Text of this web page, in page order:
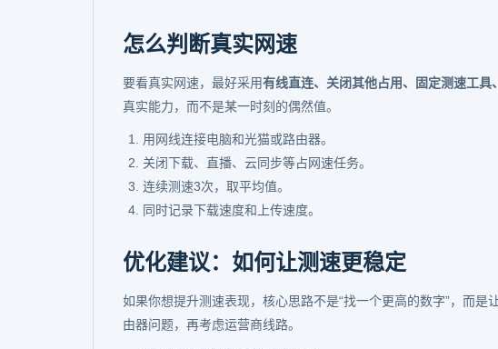
怎么判断真实网速
要看真实网速，最好采用有线直连、关闭其他占用、固定测速工具
真实能力，而不是某一时刻的偶然值。
用网线连接电脑和光猫或路由器。
关闭下载、直播、云同步等占网速任务。
连续测速3次，取平均值。
同时记录下载速度和上传速度。
优化建议：如何让测速更稳定
如果你想提升测速表现，核心思路不是“找一个更高的数字”，而
由器问题，再考虑运营商线路。